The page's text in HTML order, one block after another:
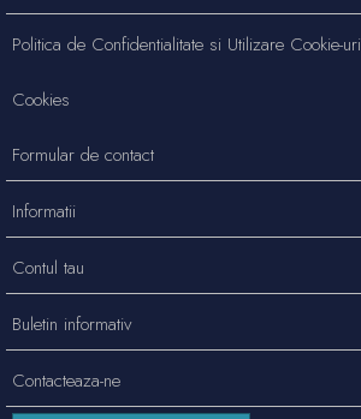
Contacteaza-ne
Politica de Confidentialitate si Utilizare Cookie-uri
Cookies
Formular de contact
Informatii
Contul tau
Buletin informativ